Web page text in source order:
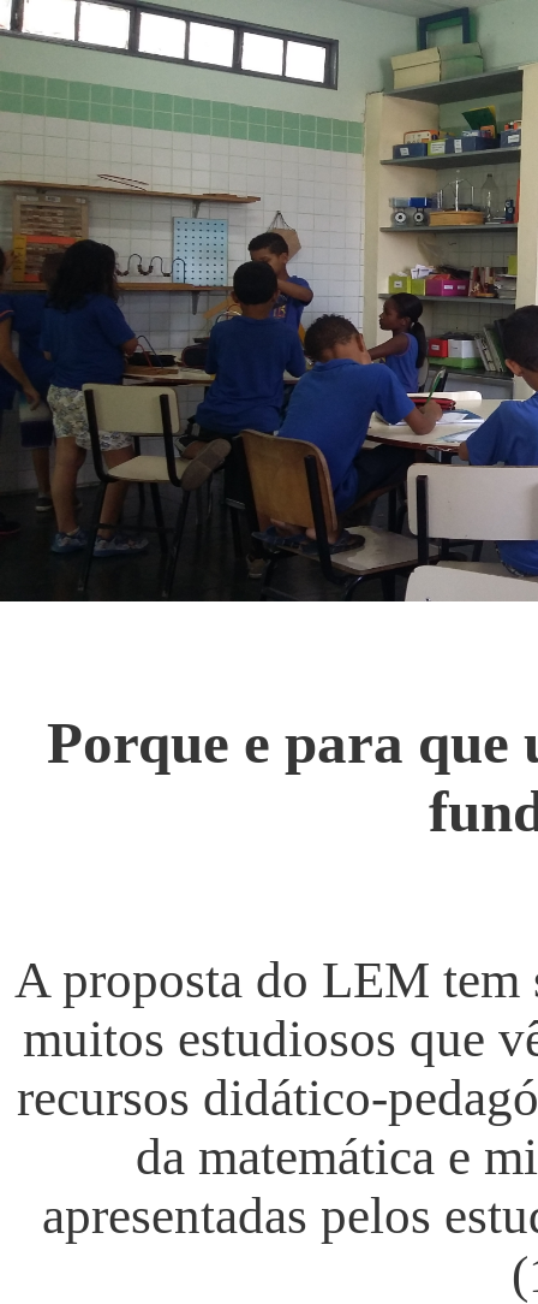
Porque e para
A proposta do LEM tem
muitos estudiosos que
recursos didático-
da matemática e
apresentadas pelos